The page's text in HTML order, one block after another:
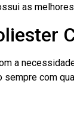
as
a
com